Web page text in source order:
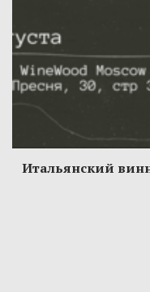
Итальянский